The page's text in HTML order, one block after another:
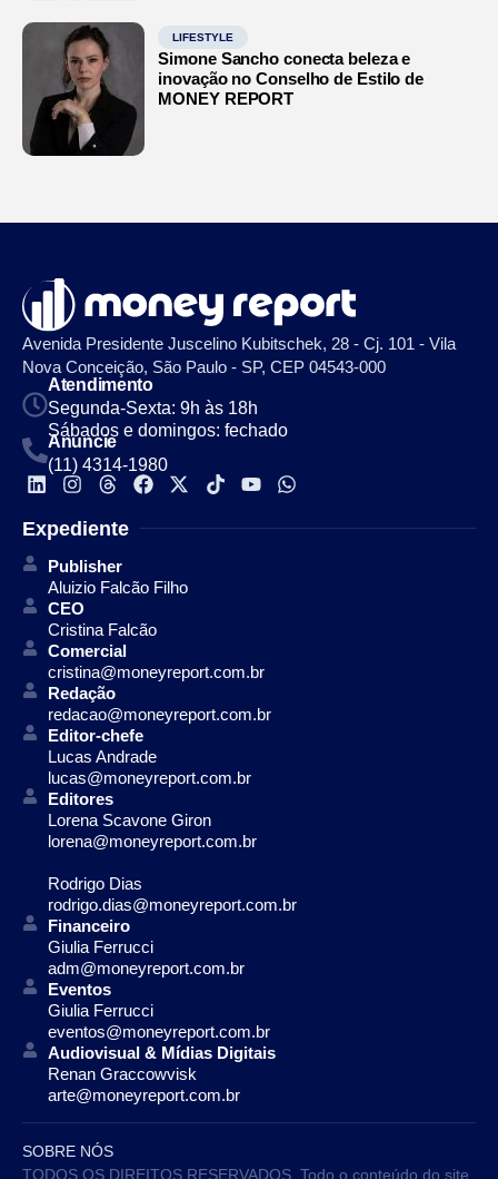
LIFESTYLE
Simone Sancho conecta beleza e
inovação no Conselho de Estilo de
MONEY REPORT
Avenida Presidente Juscelino Kubitschek, 28 - Cj. 101 - Vila
Nova Conceição, São Paulo - SP, CEP 04543-000
Atendimento
Segunda-Sexta: 9h às 18h
Sábados e domingos: fechado
Anuncie
(11) 4314-1980
Expediente
Publisher
Aluizio Falcão Filho
CEO
Cristina Falcão
Comercial
cristina@moneyreport.com.br
Redação
redacao@moneyreport.com.br
Editor-chefe
Lucas Andrade
lucas@moneyreport.com.br
Editores
Lorena Scavone Giron
lorena@moneyreport.com.br
Rodrigo Dias
rodrigo.dias@moneyreport.com.br
Financeiro
Giulia Ferrucci
adm@moneyreport.com.br
Eventos
Giulia Ferrucci
eventos@moneyreport.com.br
Audiovisual & Mídias Digitais
Renan Graccowvisk
arte@moneyreport.com.br
SOBRE NÓS
TODOS OS DIREITOS RESERVADOS. Todo o conteúdo do site,